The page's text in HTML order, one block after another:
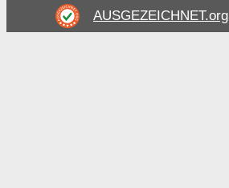
AUSGEZEICHNET.org